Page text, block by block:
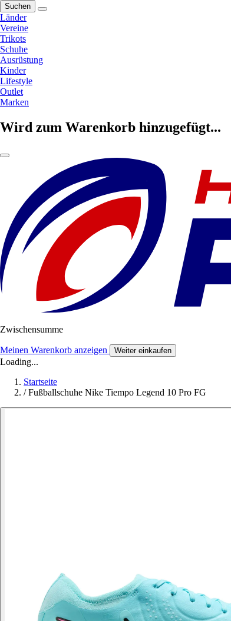
Suchen
Länder
Vereine
Trikots
Schuhe
Ausrüstung
Kinder
Lifestyle
Outlet
Marken
Wird zum Warenkorb hinzugefügt...
Zwischensumme
Meinen Warenkorb anzeigen Weiter einkaufen
Loading...
Startseite
/ Fußballschuhe Nike Tiempo Legend 10 Pro FG